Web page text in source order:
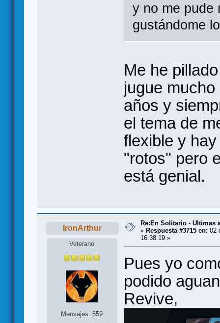
y no me pude
gustándome
Me he
jugue
años y
el tema de
flexible y
"rotos" pero
está genial.
IronArthur
Veterano
Mensajes: 659
Re:En Solitario - Ultimas
« Respuesta #3715 en: 02
16:38:19 »
Pues yo
podido
Revive,